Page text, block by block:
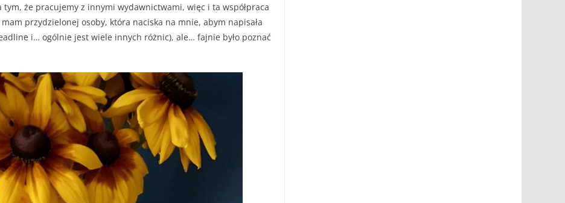
że pracujemy z innymi wydawnictwami, więc i ta współpraca
przydzielonej osoby, która naciska na mnie, abym napisała
i… ogólnie jest wiele innych różnic), ale… fajnie było poznać